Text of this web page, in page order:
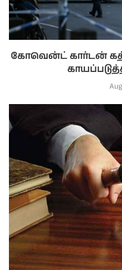
கோவென்ட் கார்டன்